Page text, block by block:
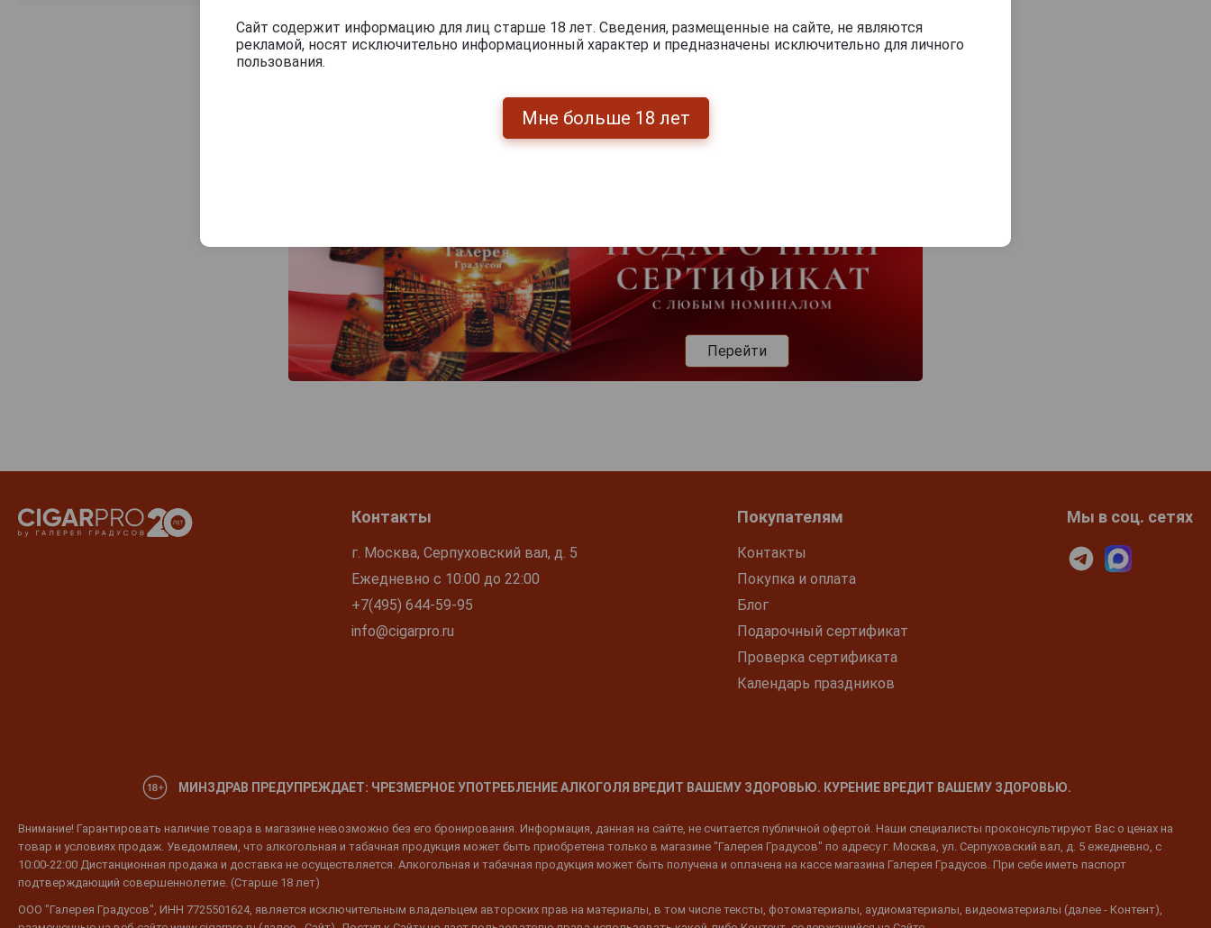
Перейти
Контакты
г. Москва, Серпуховский вал, д. 5
Ежедневно с 10:00 до 22:00
+7(495) 644-59-95
info@cigarpro.ru
Покупателям
Контакты
Покупка и оплата
Блог
Подарочный сертификат
Проверка сертификата
Календарь праздников
Мы в соц. сетях
МИНЗДРАВ ПРЕДУПРЕЖДАЕТ: ЧРЕЗМЕРНОЕ УПОТРЕБЛЕНИЕ АЛКОГОЛЯ ВРЕДИТ ВАШЕМУ ЗДОРОВЬЮ. КУРЕНИЕ ВРЕДИТ ВАШЕМУ ЗДОРОВЬЮ.
Внимание! Гарантировать наличие товара в магазине невозможно без его бронирования. Информация, данная на сайте, не считается публичной офертой. Наши специалисты проконсультируют Вас о ценах на
товар и условиях продаж. Уведомляем, что алкогольная и табачная продукция может быть приобретена только в магазине "Галерея Градусов" по адресу г. Москва, ул. Серпуховский вал, д. 5 ежедневно, с
10:00-22:00 Дистанционная продажа и доставка не осуществляется. Алкогольная и табачная продукция может быть получена и оплачена на кассе магазина Галерея Градусов. При себе иметь паспорт
подтверждающий совершеннолетие. (Старше 18 лет)
ООО "Галерея Градусов", ИНН 7725501624, является исключительным владельцем авторских прав на материалы, в том числе тексты, фотоматериалы, аудиоматериалы, видеоматериалы (далее - Контент),
Сайт содержит информацию для лиц старше 18 лет. Сведения, размещенные на сайте, не являются
рекламой, носят исключительно информационный характер и предназначены исключительно для личного
пользования.
Мне больше 18 лет